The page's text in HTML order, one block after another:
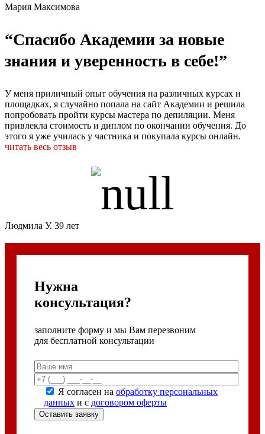
Мария Максимова
“Спасибо Академии за новые
знания и уверенность в себе!”
У меня приличный опыт обучения на различных курсах и
площадках, я случайно попала на сайт Академии и решила
попробовать пройти курсы мастера по депиляции. Меня
привлекла стоимость и диплом по окончании обучения. До
этого я уже училась у частника и покупала курсы онлайн.
читать весь отзыв
Людмила У. 39 лет
Нужна
консультация?
заполните форму и мы Вам перезвоним
для бесплатной консультации
Я согласен на обработку персональных
данных и с договором оферты